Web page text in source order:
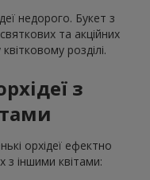
недорого. Букет з
та акційних
розділі.
з
орхідеї ефектно
з іншими квітами: